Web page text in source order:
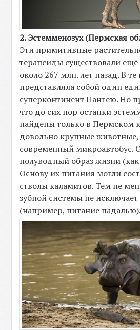
2. Эстемменозух (Пермская
Эти примитивные
терапсиды существовали
около 267 млн. лет назад. В
представляла собой один
суперконтинент Пангею. Но
что до сих пор останки
найдены только в Пермском
довольно крупные
современный микроавтобус.
полуводный образ жизни
Основу их питания могли
стволы каламитов. Тем не
зубной системы не
(например, питание падалью).